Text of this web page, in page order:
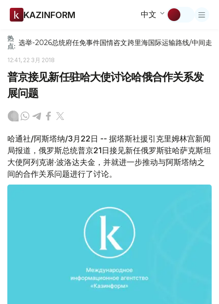
KAZINFORM 中文
热
点: 选举-2026总统府任免事件国情咨文跨里海国际运输路线/中间走廊
12:41, 22 3月 2018
普京接见新任驻哈大使讨论哈俄合作关系发
展问题
哈通社/阿斯塔纳/3月22日 -- 据塔斯社援引克里姆林宫新闻
局报道，俄罗斯总统普京21日接见新任俄罗斯驻哈萨克斯坦
大使阿列克谢·波洛达夫金，并就进一步推动与阿斯塔纳之
间的合作关系问题进行了讨论。